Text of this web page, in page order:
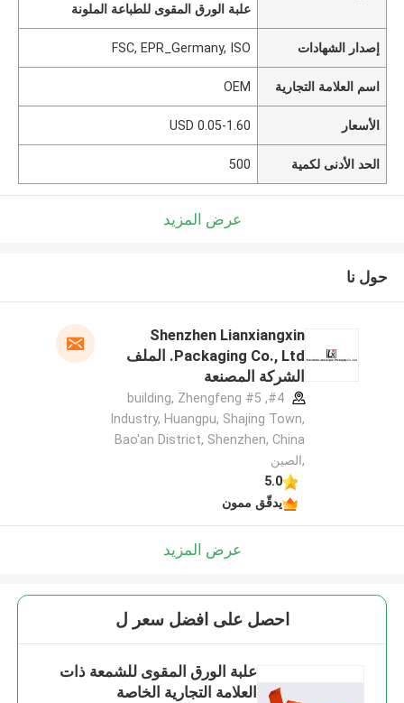
علبة الورق المقوى للطباعة الملونة
إصدار الشهادات FSC, EPR_Germany, ISO
اسم العلامة التجارية OEM
الأسعار 0.05-1.60 USD
الحد الأدنى لكمية 500
عرض المزيد
حول نا
Shenzhen Lianxiangxin
Packaging Co., Ltd. الملف
الشركة المصنعة
#4, #5 building, Zhengfeng
Industry, Huangpu, Shajing Town,
Bao'an District, Shenzhen, China
,الصين
5.0
يدقّق ممون
عرض المزيد
احصل على افضل سعر ل
علبة الورق المقوى للشمعة ذات
العلامة التجارية الخاصة